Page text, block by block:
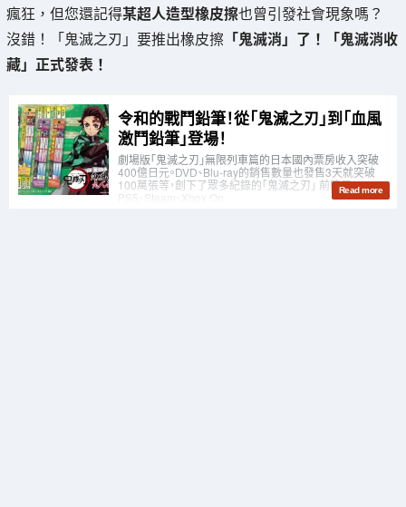
瘋狂，但您還記得某超人造型橡皮擦也曾引發社會現象嗎？
沒錯！「鬼滅之刃」要推出橡皮擦 「鬼滅消」了！「鬼滅消收
藏」正式發表！